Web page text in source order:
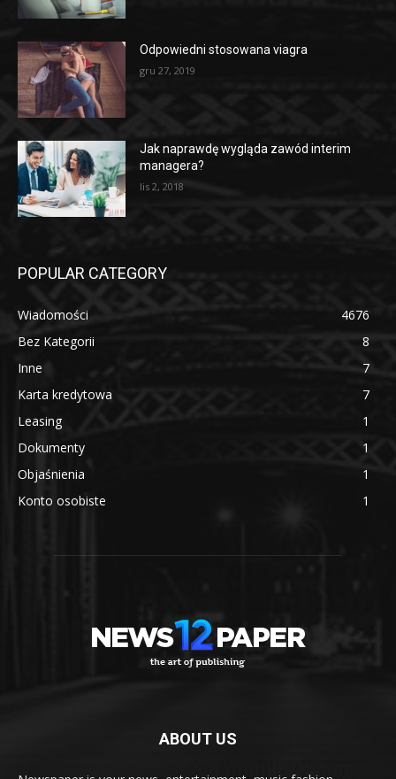
Odpowiedni stosowana viagra
gru 27, 2019
Jak naprawdę wygląda zawód interim
managera?
lis 2, 2018
POPULAR CATEGORY
Wiadomości
4676
Bez Kategorii
8
Inne
7
Karta kredytowa
7
Leasing
1
Dokumenty
1
Objaśnienia
1
Konto osobiste
1
ABOUT US